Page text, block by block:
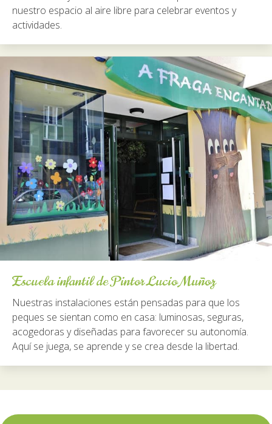
nuestro espacio al aire libre para celebrar eventos y
actividades.
Escuela infantil de Pintor Lucio Muñoz
Nuestras instalaciones están pensadas para que los
peques se sientan como en casa: luminosas, seguras,
acogedoras y diseñadas para favorecer su autonomía.
Aquí se juega, se aprende y se crea desde la libertad.